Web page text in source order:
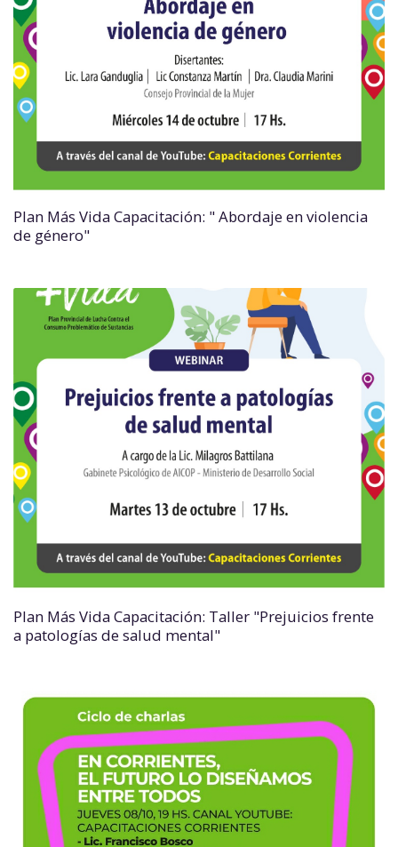
Plan Más Vida Capacitación: " Abordaje en violencia
de género"
Plan Más Vida Capacitación: Taller "Prejuicios frente
a patologías de salud mental"